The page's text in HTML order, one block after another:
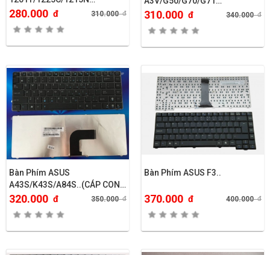
280.000 đ 310.000đ 310.000 đ 340.000đ
Bàn Phím ASUS
A43S/K43S/A84S..(CÁP CONG
PHẢI)
320.000 đ 350.000đ
Bàn Phím ASUS F3..
370.000 đ 400.000đ